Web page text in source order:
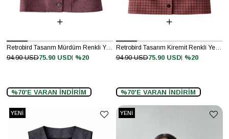
Retrobird Tasarım Mürdüm Renkli Yelek
%20
75.90 USD
94.90 USD
%70'E VARAN İNDİRİM
Retrobird Tasarım Kiremit Renkli Yelek
%20
75.90 USD
94.90 USD
%70'E VARAN İNDİRİM
YENI
YENI